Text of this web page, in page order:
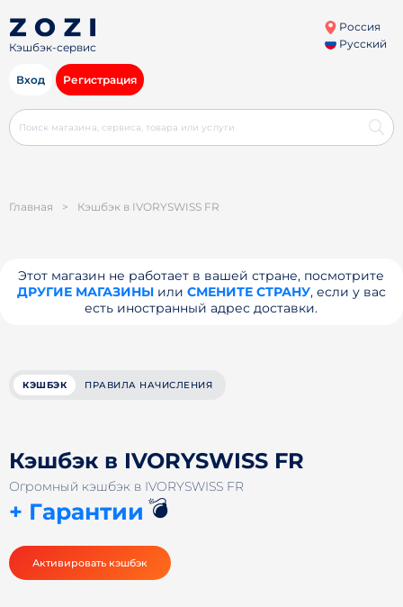
Кэшбэк-сервис
Россия
Русский
Вход Регистрация
Главная > Кэшбэк в IVORYSWISS FR
Этот магазин не работает в вашей стране, посмотрите
ДРУГИЕ МАГАЗИНЫили СМЕНИТЕ СТРАНУ, если у вас
есть иностранный адрес доставки.
КЭШБЭК ПРАВИЛА НАЧИСЛЕНИЯ
Кэшбэк в IVORYSWISS FR
Огромный кэшбэк в IVORYSWISS FR
+ Гарантии 💣
Активировать кэшбэк